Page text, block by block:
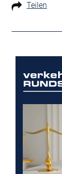
Teilen